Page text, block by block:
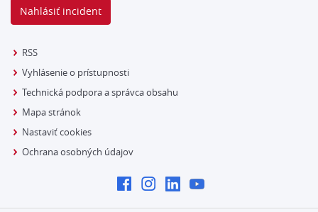
Nahlásiť incident
RSS
Vyhlásenie o prístupnosti
Technická podpora a správca obsahu
Mapa stránok
Nastaviť cookies
Ochrana osobných údajov